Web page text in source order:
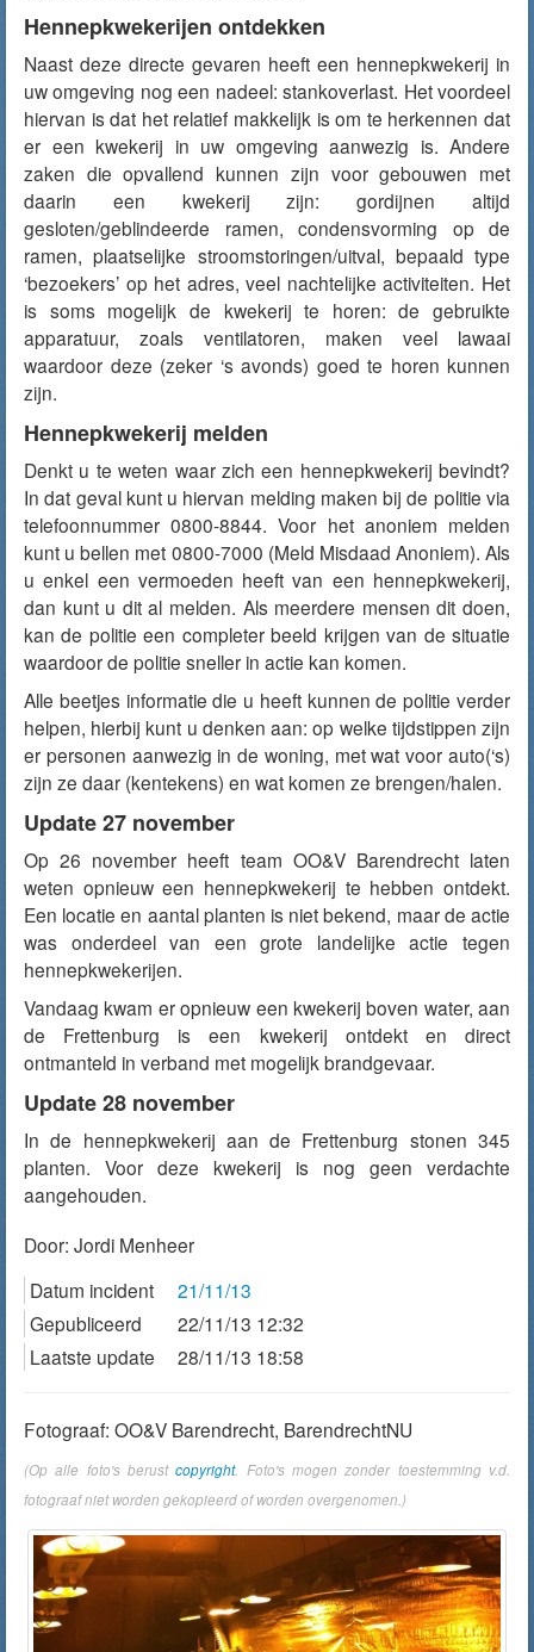
Hennepkwekerijen ontdekken
Naast deze directe gevaren heeft een hennepkwekerij in
uw omgeving nog een nadeel: stankoverlast. Het voordeel
hiervan is dat het relatief makkelijk is om te herkennen dat
er een kwekerij in uw omgeving aanwezig is. Andere
zaken die opvallend kunnen zijn voor gebouwen met
daarin een kwekerij zijn: gordijnen altijd
gesloten/geblindeerde ramen, condensvorming op de
ramen, plaatselijke stroomstoringen/uitval, bepaald type
‘bezoekers’ op het adres, veel nachtelijke activiteiten. Het
is soms mogelijk de kwekerij te horen: de gebruikte
apparatuur, zoals ventilatoren, maken veel lawaai
waardoor deze (zeker ‘s avonds) goed te horen kunnen
zijn.
Hennepkwekerij melden
Denkt u te weten waar zich een hennepkwekerij bevindt?
In dat geval kunt u hiervan melding maken bij de politie via
telefoonnummer 0800-8844. Voor het anoniem melden
kunt u bellen met 0800-7000 (Meld Misdaad Anoniem). Als
u enkel een vermoeden heeft van een hennepkwekerij,
dan kunt u dit al melden. Als meerdere mensen dit doen,
kan de politie een completer beeld krijgen van de situatie
waardoor de politie sneller in actie kan komen.
Alle beetjes informatie die u heeft kunnen de politie verder
helpen, hierbij kunt u denken aan: op welke tijdstippen zijn
er personen aanwezig in de woning, met wat voor auto(‘s)
zijn ze daar (kentekens) en wat komen ze brengen/halen.
Update 27 november
Op 26 november heeft team OO&V Barendrecht laten
weten opnieuw een hennepkwekerij te hebben ontdekt.
Een locatie en aantal planten is niet bekend, maar de actie
was onderdeel van een grote landelijke actie tegen
hennepkwekerijen.
Vandaag kwam er opnieuw een kwekerij boven water, aan
de Frettenburg is een kwekerij ontdekt en direct
ontmanteld in verband met mogelijk brandgevaar.
Update 28 november
In de hennepkwekerij aan de Frettenburg stonen 345
planten. Voor deze kwekerij is nog geen verdachte
aangehouden.
Door: Jordi Menheer
Datum incident
21/11/13
Gepubliceerd
22/11/13 12:32
Laatste update
28/11/13 18:58
Fotograaf: OO&V Barendrecht, BarendrechtNU
(Op alle foto's berustcopyright. Foto's mogen zonder toestemming v.d.
fotograaf niet worden gekopieerd of worden overgenomen.)